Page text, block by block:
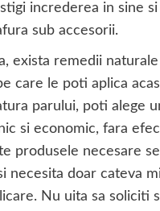
increderea in sine
sub accesorii.
exista remedii
care le poti aplica
parului, poti alege
si economic, fara
produsele necesare
necesita doar cateva
Nu uita sa soliciti